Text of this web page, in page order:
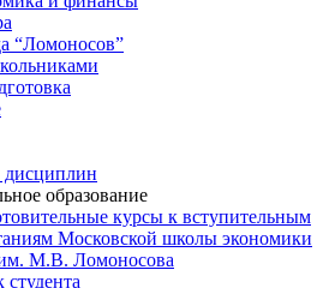
“Ломоносов”
образование
курсы к вступительным
Московской школы экономики
М.В. Ломоносова